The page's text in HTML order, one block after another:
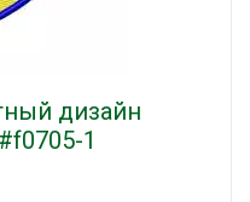
дизайн
1